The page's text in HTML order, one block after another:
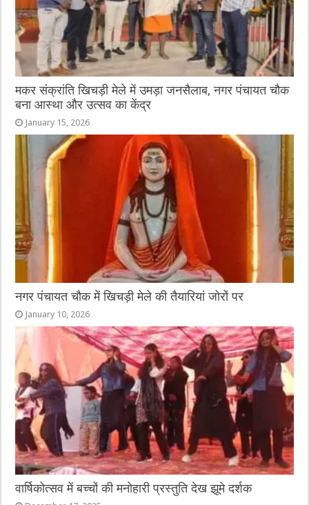
मकर संक्रांति खिचड़ी मेले में उमड़ा जनसैलाब, नगर पंचायत चौक
बना आस्था और उत्सव का केंद्र
January 15, 2026
नगर पंचायत चौक में खिचड़ी मेले की तैयारियां जोरों पर
January 10, 2026
वार्षिकोत्सव में बच्चों की मनोहारी प्रस्तुति देख झूमे दर्शक